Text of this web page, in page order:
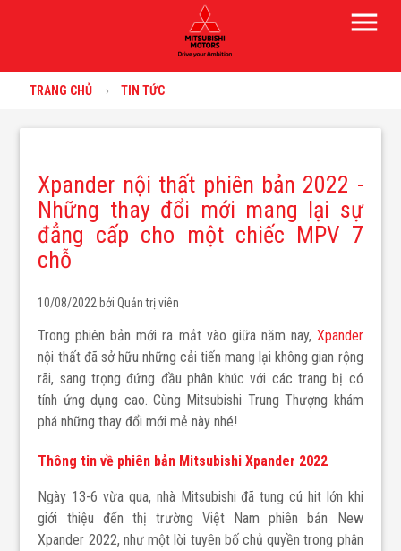
menu
TRANG CHỦ TIN TỨC
Xpander nội thất phiên bản 2022 -
Những thay đổi mới mang lại sự
đẳng cấp cho một chiếc MPV 7
chỗ
10/08/2022 bởiQuản trị viên
Trong phiên bản mới ra mắt vào giữa năm nay, Xpander
nội thất đã sở hữu những cải tiến mang lại không gian rộng
rãi, sang trọng đứng đầu phân khúc với các trang bị có
tính ứng dụng cao. Cùng Mitsubishi Trung Thượng khám
phá những thay đổi mới mẻ này nhé!
Thông tin về phiên bản Mitsubishi Xpander 2022
Ngày 13-6 vừa qua, nhà Mitsubishi đã tung cú hit lớn khi
giới thiệu đến thị trường Việt Nam phiên bản New
Xpander 2022, như một lời tuyên bố chủ quyền trong phân